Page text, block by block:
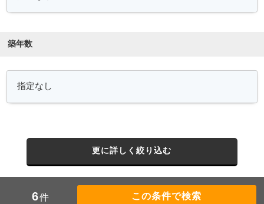
築年数
更に詳しく絞り込む
6件